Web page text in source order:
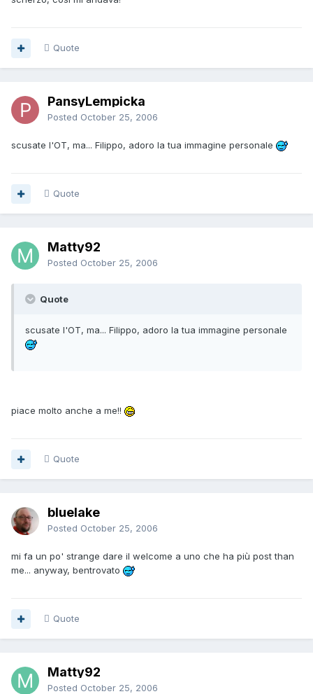
Quote
PansyLempicka
Posted October 25, 2006
scusate l'OT, ma... Filippo, adoro la tua immagine personale
Quote
Matty92
Posted October 25, 2006
Quote
scusate l'OT, ma... Filippo, adoro la tua immagine personale
piace molto anche a me!!
Quote
bluelake
Posted October 25, 2006
mi fa un po' strange dare il welcome a uno che ha più post than
me... anyway, bentrovato
Quote
Matty92
Posted October 25, 2006